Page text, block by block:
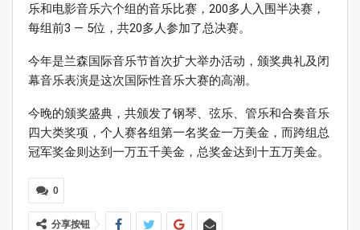
乐和电影音乐六个组的音乐比赛，200多人入围半决赛，
每组前3 — 5位，共20多人参加了总决赛。
今年是兰森国际音乐节首次扩大举办活动，颁奖典礼及闭
幕音乐表演是这次国际性音乐大赛的高潮。
今晚的颁奖盛典，共颁发了钢琴、弦乐、管乐和合奏音乐
四大类奖项，个人赛各组第一名奖金一万美金，而跨组总
冠军奖金则达到一万五千美金，总奖金达到十五万美金。
0
分享按钮